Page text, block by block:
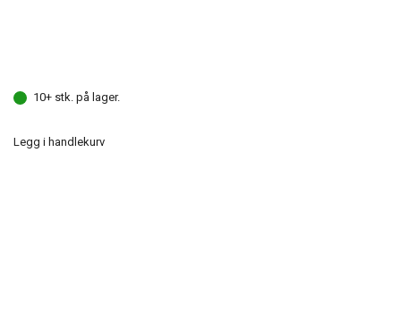
10+ stk. på lager.
Legg i handlekurv